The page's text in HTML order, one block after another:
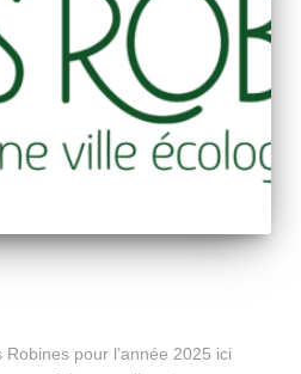
T
N
pour l’année 2025 ici